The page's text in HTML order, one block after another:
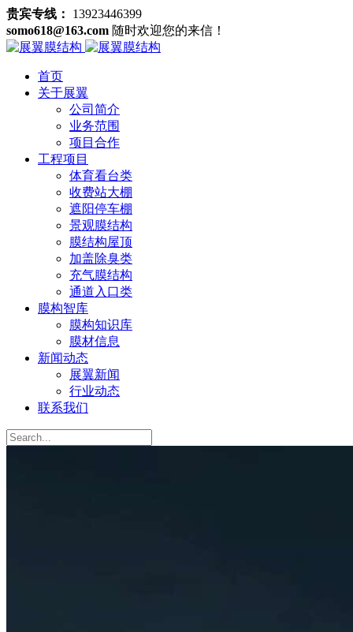
贵宾专线：
13923446399
somo618@163.com 随时欢迎您的来信！
首页
关于展翼
公司简介
业务范围
项目合作
工程项目
体育看台类
收费站大棚
遮阳停车棚
景观膜结构
膜结构屋顶
加盖除臭类
充气膜结构
通道入口类
膜构智库
膜构知识库
膜材信息
新闻动态
展翼新闻
行业动态
联系我们